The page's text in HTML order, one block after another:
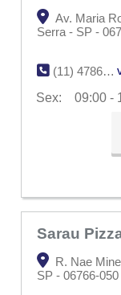
Av. Maria
Serra - SP -
(11) 4786-7704
Sex:
09:00 -
Sarau
R. Nae
SP - 06766-050